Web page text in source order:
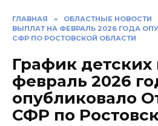
ГЛАВНАЯ » ОБЛАСТНЫЕ НОВОСТИ
ВЫПЛАТ НА ФЕВРАЛЬ 2026 ГОДА
СФР ПО РОСТОВСКОЙ ОБЛАСТИ
График детских
февраль 2026
опубликовало
СФР по